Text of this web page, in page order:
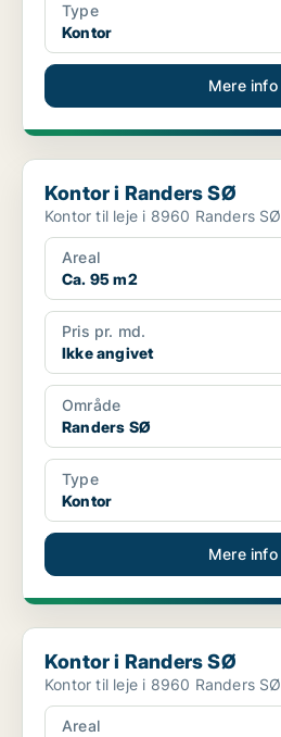
Type
Kontor
Mere info
Kontor i Randers SØ
Kontor i Randers SØ
Kontor til leje i 8960 Randers SØ
Areal
Ca. 95 m2
Pris pr. md.
Ikke angivet
Område
Randers SØ
Type
Kontor
Mere info
Kontor i Randers SØ
Kontor i Randers SØ
Kontor til leje i 8960 Randers SØ
Areal